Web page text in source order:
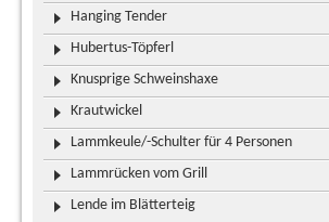
Hanging Tender
Hubertus-Töpferl
Knusprige Schweinshaxe
Krautwickel
Lammkeule/-Schulter für 4 Personen
Lammrücken vom Grill
Lende im Blätterteig